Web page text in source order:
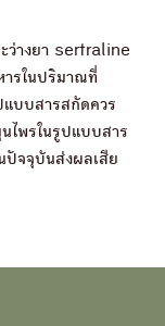
ะว่างยา sertraline
ารในปริมาณที่
แบบสารสกัดควร
ไพรในรูปแบบสาร
ปัจจุบันส่งผลเสีย